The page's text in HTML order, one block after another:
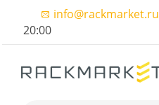
info@rackmarket.ru
20:00